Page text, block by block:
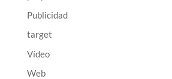
Publicidad
target
Vídeo
Web